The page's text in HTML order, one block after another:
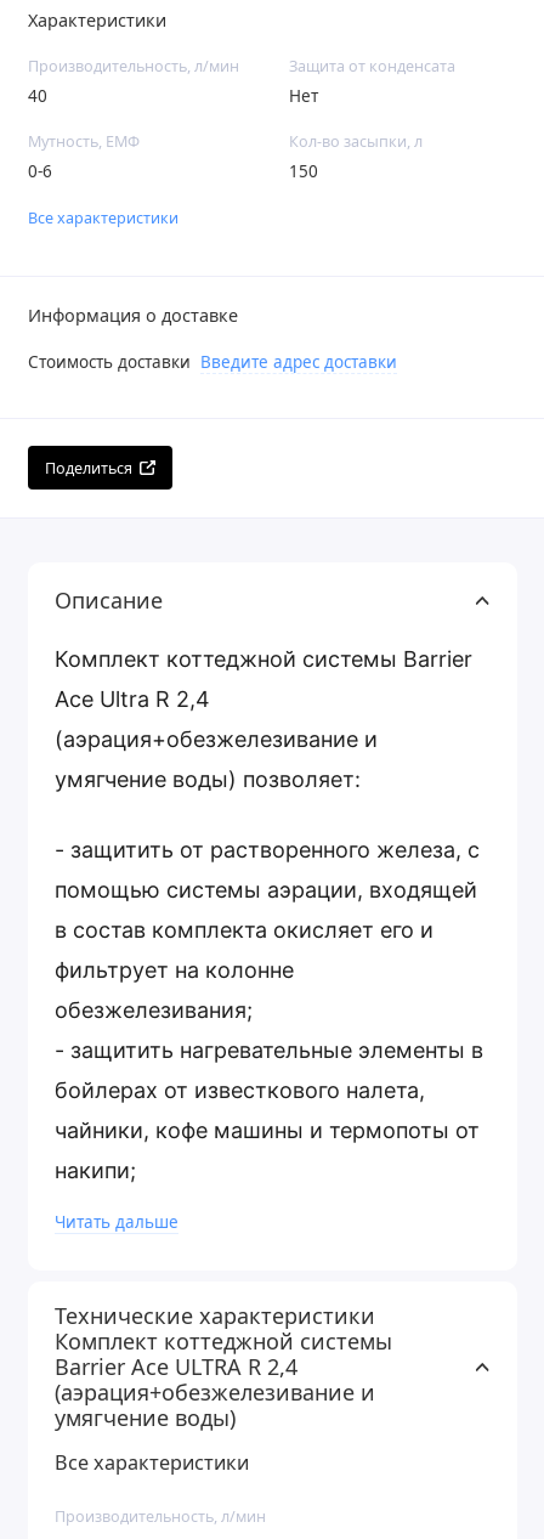
Характеристики
Производительность, л/мин
40
Защита от конденсата
Нет
Мутность, ЕМФ
0-6
Кол-во засыпки, л
150
Все характеристики
Информация о доставке
Стоимость доставки Введите адрес доставки
Поделиться
Описание
Комплект коттеджной системы Barrier
Ace Ultra R 2,4
(аэрация+обезжелезивание и
умягчение воды) позволяет:
- защитить от растворенного железа, с
помощью системы аэрации, входящей
в состав комплекта окисляет его и
фильтрует на колонне
обезжелезивания;
- защитить нагревательные элементы в
бойлерах от известкового налета,
чайники, кофе машины и термопоты от
накипи;
- обеспечить мягкую воду в душе;
облегчить процесс стирки, повысить
эффективность удаления пятен;
- уменьшить расход моющих средств в
посудомоечной машине.
Система обеспечивает максимальную
Читать дальше
Технические характеристики
Комплект коттеджной системы
Barrier Ace ULTRA R 2,4
(аэрация+обезжелезивание и
умягчение воды)
Все характеристики
Производительность, л/мин